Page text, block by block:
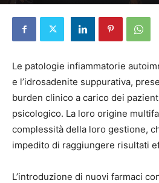
Le patologie infiammatorie
e l’idrosadenite suppurativa,
burden clinico a carico dei
psicologico. La loro origine
complessità della loro gestione,
impedito di raggiungere risultati
L’introduzione di nuovi farmaci